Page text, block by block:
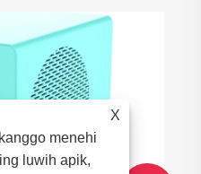
X
menehi
luwih apik,